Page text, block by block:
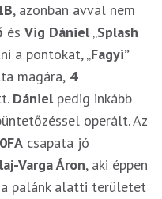
, azonban avval nem
és Vig Dániel„Splash
a pontokat, „Fagyi”
magára, 4
Dánielpedig inkább
operált. Az
csapata jó
Varga Áron, aki éppen
palánk alatti területet